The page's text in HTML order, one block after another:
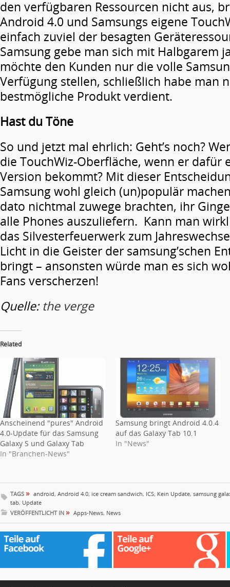
den verfügbaren Ressourcen nicht aus,
Android 4.0 und Samsungs eigene
einfach zuviel der besagten
Samsung gebe man sich mit Halbgarem
möchte den Kunden nur die volle
Verfügung stellen, schließlich habe man
bestmögliche Produkt verdient.
Hast du Töne
So und jetzt mal ehrlich: Geht’s noch?
die TouchWiz-Oberfläche, wenn er dafür
Version bekommt? Mit dieser
Samsung wohl gleich (un)populär
dato nichtmal zuwege brachten, ihr
alle Phones auszuliefern. Kann man
das Silvesterfeuerwerk zum
Licht in die Geister der samsung’schen
bringt – ansonsten würde man es sich
Fans verscherzen!
Quelle:the verge
Related
Anscheinend "pures" Android
4.0-Update für das Samsung
Galaxy S und Galaxy Tab
In "Branchen-News"
Samsung bringt Android 4.0.4
auf das Galaxy Tab 10.1
In "News"
TAGS » android, Android 4.0, ice cream sandwich, ICS, Kein Update, samsung
tab, Update
VERÖFFENTLICHT IN » Apps-News, News